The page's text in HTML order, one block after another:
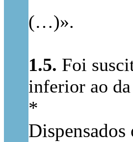
(…)».
1.5. Foi
inferior ao
*